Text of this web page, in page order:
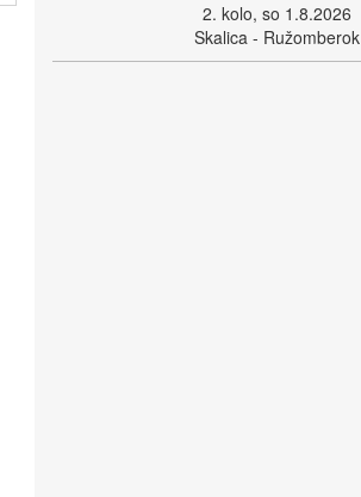
2. kolo, so 1.8.2026
Skalica - Ružomberok